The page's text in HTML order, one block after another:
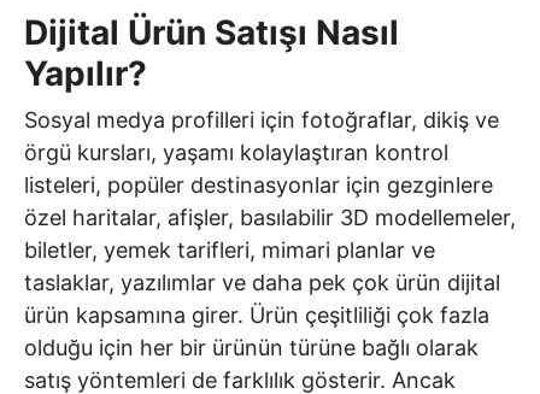
Dijital Ürün Satışı Nasıl
Yapılır?
Sosyal medya profilleri için fotoğraflar, dikiş ve
örgü kursları, yaşamı kolaylaştıran kontrol
listeleri, popüler destinasyonlar için gezginlere
özel haritalar, afişler, basılabilir 3D modellemeler,
biletler, yemek tarifleri, mimari planlar ve
taslaklar, yazılımlar ve daha pek çok ürün dijital
ürün kapsamına girer. Ürün çeşitliliği çok fazla
olduğu için her bir ürünün türüne bağlı olarak
satış yöntemleri de farklılık gösterir. Ancak